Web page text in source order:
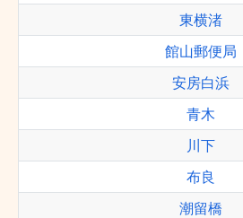
東横渚
館山郵便局
安房白浜
青木
川下
布良
潮留橋